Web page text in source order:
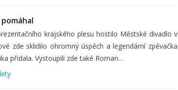
krajského plesu hostilo Městské divadlo v
zde sklidilo ohromný úspěch a legendární zpěvačka
přidala. Vystoupili zde také Roman…